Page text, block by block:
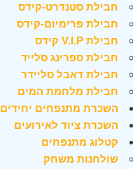
חבילת סטנדרט-קידס
חבילת פרימיום-קידס
חבילת V.I.P קידס
חבילת ספרינג סלייד
חבילת דאבל סליידר
חבילת מלחמת המים
השכרת מתנפחים יחידים
השכרת ציוד לאירועים
קטלוג מתנפחים
שולחנות משחק